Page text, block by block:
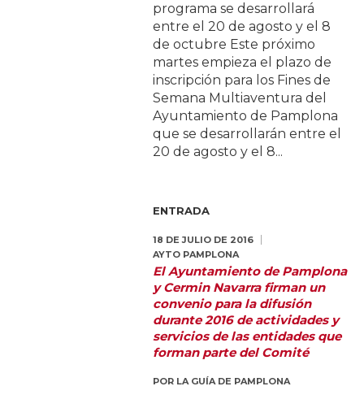
programa se desarrollará
entre el 20 de agosto y el 8
de octubre Este próximo
martes empieza el plazo de
inscripción para los Fines de
Semana Multiaventura del
Ayuntamiento de Pamplona
que se desarrollarán entre el
20 de agosto y el 8...
ENTRADA
18 DE JULIO DE 2016
AYTO PAMPLONA
El Ayuntamiento de Pamplona
y Cermin Navarra firman un
convenio para la difusión
durante 2016 de actividades y
servicios de las entidades que
forman parte del Comité
POR LA GUÍA DE PAMPLONA